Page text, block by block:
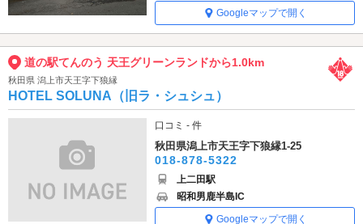
Googleマップで開く
道の駅てんのう 天王グリーンランドから1.0km
秋田県 潟上市天王字下狼縁
HOTEL SOLUNA（旧ラ・シュシュ）
口コミ - 件
秋田県潟上市天王字下狼縁1-25
018-878-5322
上二田駅
昭和男鹿半島IC
Googleマップで開く